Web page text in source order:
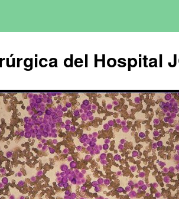
del Hospital